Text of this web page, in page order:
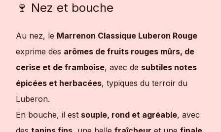
🍷 Nez et bouche
Au nez, le Marrenon Classique Luberon Rouge
exprime des arômes de fruits rouges mûrs, de
cerise et de framboise, avec de subtiles notes
épicées et herbacées, typiques du terroir du
Luberon.
En bouche, il est souple, rond et agréable, avec